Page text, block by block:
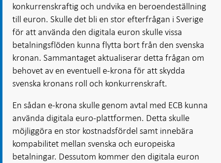
konkurrenskraftig och undvika en beroendeställning
till euron. Skulle det bli en stor efterfrågan i Sverige
för att använda den digitala euron skulle vissa
betalningsflöden kunna flytta bort från den svenska
kronan. Sammantaget aktualiserar detta frågan om
behovet av en eventuell e-krona för att skydda
svenska kronans roll och konkurrenskraft.
En sådan e-krona skulle genom avtal med ECB kunna
använda digitala euro-plattformen. Detta skulle
möjliggöra en stor kostnadsfördel samt innebära
kompabilitet mellan svenska och europeiska
betalningar. Dessutom kommer den digitala euron